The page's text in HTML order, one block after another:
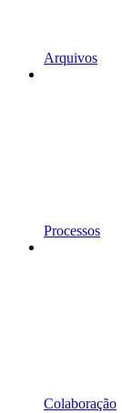
Arquivos
Processos
Colaboração